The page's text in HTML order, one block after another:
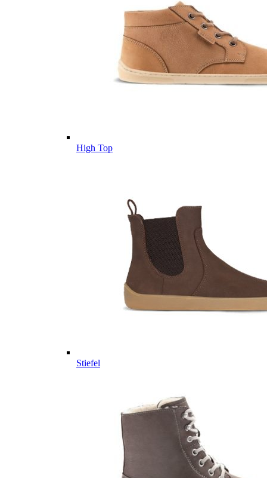
High Top
Stiefel